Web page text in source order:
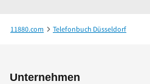
11880.com
Telefonbuch Düsseldorf
Unternehmen